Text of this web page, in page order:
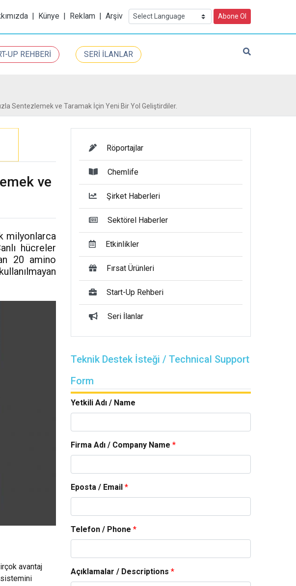
| Künye | Reklam | Arşiv Abone Ol
UP REHBERİ SERİ İLANLAR
Sentezlemek ve Taramak İçin Yeni Bir Yol Geliştirdiler.
ve
milyonlarca
hücreler
20 amino
avantaj
sistemini
Röportajlar
Chemlife
Şirket Haberleri
Sektörel Haberler
Etkinlikler
Fırsat Ürünleri
Start-Up Rehberi
Seri İlanlar
Teknik Destek İsteği / Technical Support
Form
Yetkili Adı / Name
Firma Adı / Company Name *
Eposta / Email *
Telefon / Phone *
Açıklamalar / Descriptions *